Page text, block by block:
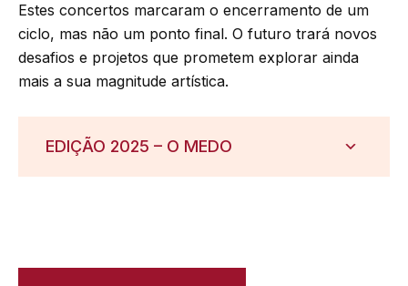
Estes concertos marcaram o encerramento de um
ciclo, mas não um ponto final. O futuro trará novos
desafios e projetos que prometem explorar ainda
mais a sua magnitude artística.
EDIÇÃO 2025 – O MEDO